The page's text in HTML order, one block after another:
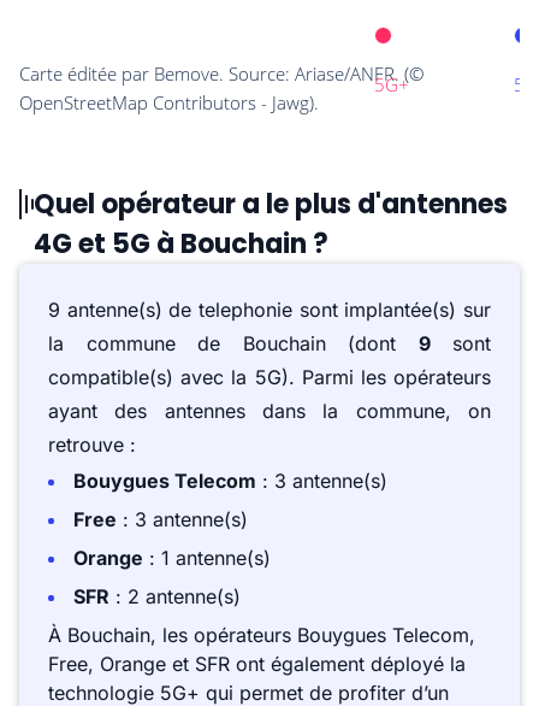
Quel opérateur a le plus d'antennes
4G et 5G à Bouchain ?
9 antenne(s) de telephonie sont implantée(s) sur
la commune de Bouchain (dont 9sont
compatible(s) avec la 5G). Parmi les opérateurs
ayant des antennes dans la commune, on
retrouve :
Bouygues Telecom : 3 antenne(s)
Free : 3 antenne(s)
Orange : 1 antenne(s)
SFR : 2 antenne(s)
À Bouchain, les opérateurs Bouygues Telecom,
Free, Orange et SFR ont également déployé la
technologie 5G+ qui permet de profiter d’un